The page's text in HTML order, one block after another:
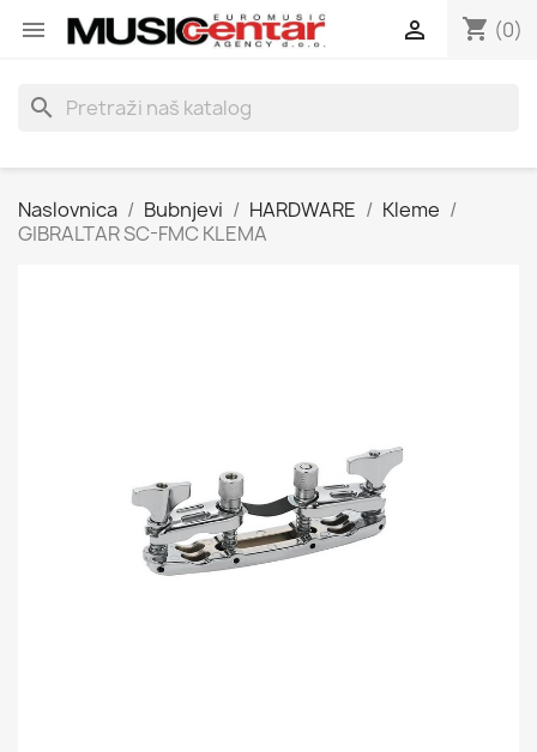
 shopping_cart (0)

search
Naslovnica Bubnjevi HARDWARE
Kleme
GIBRALTAR SC-FMC KLEMA